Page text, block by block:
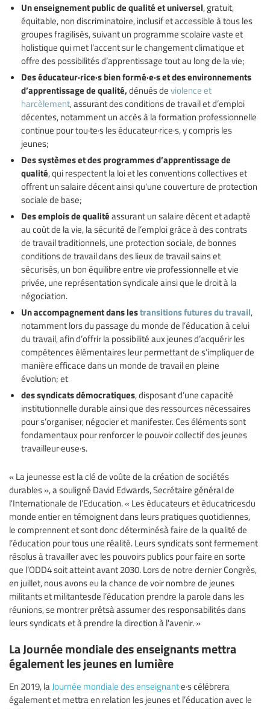
Un enseignement public de qualité et universel, gratuit,
équitable, non discriminatoire, inclusif et accessible à tous les
groupes fragilisés, suivant un programme scolaire vaste et
holistique qui met l’accent sur le changement climatique et
offre des possibilités d’apprentissage tout au long de la vie;
Des éducateur·rice·s bien formé·e·s et des environnements
d’apprentissage de qualité, dénués de violence et
harcèlement, assurant des conditions de travail et d’emploi
décentes, notamment un accès à la formation professionnelle
continue pour tou·te·s les éducateur·rice·s, y compris les
jeunes;
Des systèmes et des programmes d’apprentissage de
qualité, qui respectent la loi et les conventions collectives et
offrent un salaire décent ainsi qu'une couverture de protection
sociale de base;
Des emplois de qualité assurant un salaire décent et adapté
au coût de la vie, la sécurité de l’emploi grâce à des contrats
de travail traditionnels, une protection sociale, de bonnes
conditions de travail dans des lieux de travail sains et
sécurisés, un bon équilibre entre vie professionnelle et vie
privée, une représentation syndicale ainsi que le droit à la
négociation.
Un accompagnement dans lestransitions futures du travail,
notamment lors du passage du monde de l’éducation à celui
du travail, afin d’offrir la possibilité aux jeunes d’acquérir les
compétences élémentaires leur permettant de s’impliquer de
manière efficace dans un monde de travail en pleine
évolution; et
des syndicats démocratiques, disposant d’une capacité
institutionnelle durable ainsi que des ressources nécessaires
pour s’organiser, négocier et manifester. Ces éléments sont
fondamentaux pour renforcer le pouvoir collectif des jeunes
travailleur·euse·s.
« La jeunesse est la clé de voûte de la création de sociétés
durables », a souligné David Edwards, Secrétaire général de
l'Internationale de l'Education. « Les éducateurs et éducatricesdu
monde entier en témoignent dans leurs pratiques quotidiennes,
le comprennent et sont donc déterminésà faire de la qualité de
l’éducation pour tous une réalité. Leurs syndicats sont fermement
résolus à travailler avec les pouvoirs publics pour faire en sorte
que l’ODD4 soit atteint avant 2030. Lors de notre dernier Congrès,
en juillet, nous avons eu la chance de voir nombre de jeunes
militants et militantesde l’éducation prendre la parole dans les
réunions, se montrer prêtsà assumer des responsabilités dans
leurs syndicats et à prendre la direction à l'avenir. »
La Journée mondiale des enseignants mettra
également les jeunes en lumière
En 2019, la Journée mondiale des enseignant·e·s célébrera
également et mettra en relation les jeunes et l’éducation avec le